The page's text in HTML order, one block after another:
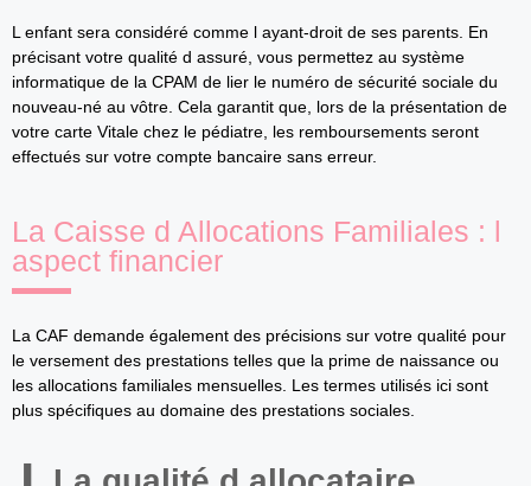
L enfant sera considéré comme l ayant-droit de ses parents. En
précisant votre qualité d assuré, vous permettez au système
informatique de la CPAM de lier le numéro de sécurité sociale du
nouveau-né au vôtre. Cela garantit que, lors de la présentation de
votre carte Vitale chez le pédiatre, les remboursements seront
effectués sur votre compte bancaire sans erreur.
La Caisse d Allocations Familiales : l
aspect financier
La CAF demande également des précisions sur votre qualité pour
le versement des prestations telles que la prime de naissance ou
les allocations familiales mensuelles. Les termes utilisés ici sont
plus spécifiques au domaine des prestations sociales.